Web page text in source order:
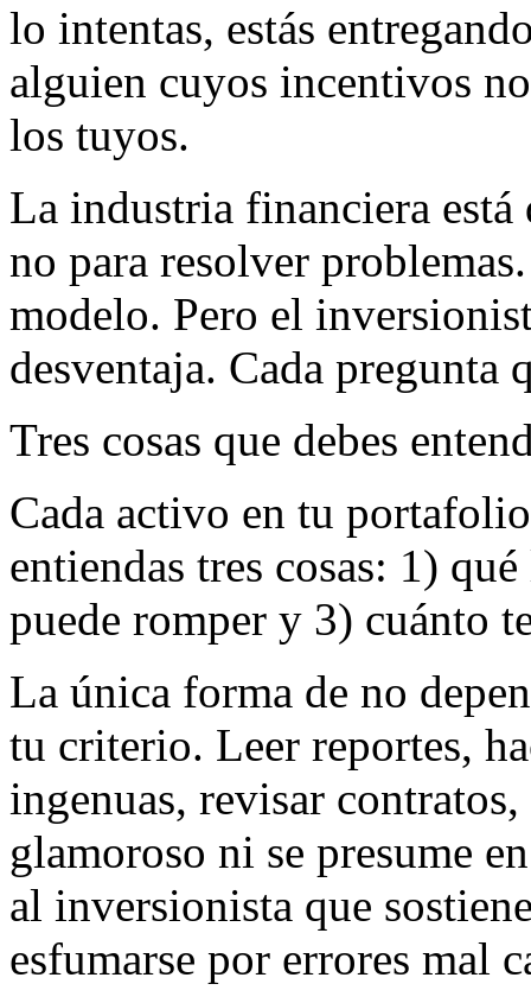
lo intentas, estás
alguien cuyos incentivos
los tuyos.
La industria financiera está
no para resolver
modelo. Pero el
desventaja. Cada pregunta
Tres cosas que debes
Cada activo en tu
entiendas tres cosas: 1)
puede romper y 3) cuánto
La única forma de no
tu criterio. Leer reportes,
ingenuas, revisar
glamoroso ni se presume
al inversionista que
esfumarse por errores mal